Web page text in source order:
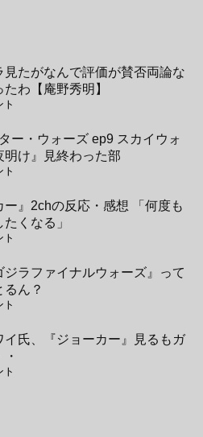
見たがなんで評価が賛否両論な
わ【庵野秀明】
ト
ー・ウォーズ ep9 スカイウォ
明け』見終わった部
ト
ー』2chの反応・感想 「何度も
くなる」
ト
ジラファイナルウォーズ』って
ん？
ト
イ氏、『ジョーカー』見るもガ
ト